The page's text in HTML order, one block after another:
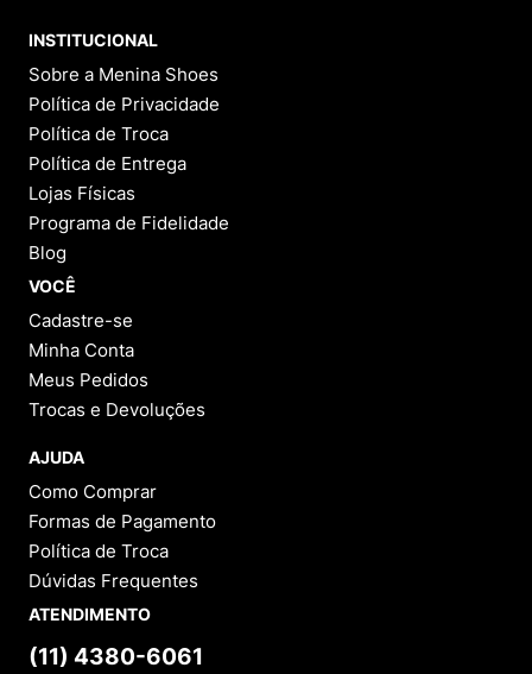
INSTITUCIONAL
Sobre a Menina Shoes
Política de Privacidade
Política de Troca
Política de Entrega
Lojas Físicas
Programa de Fidelidade
Blog
VOCÊ
Cadastre-se
Minha Conta
Meus Pedidos
Trocas e Devoluções
AJUDA
Como Comprar
Formas de Pagamento
Política de Troca
Dúvidas Frequentes
ATENDIMENTO
(11) 4380-6061